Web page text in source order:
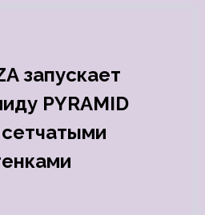
запускает
PYRAMID